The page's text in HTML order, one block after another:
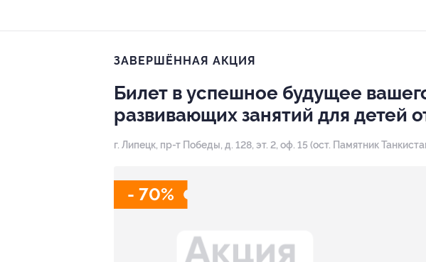
ЗАВЕРШЁННАЯ АКЦИЯ
Билет в успешное будущее
развивающих занятий для детей
г. Липецк, пр-т Победы, д. 128, эт. 2, оф. 15 (ост. Памятник
- 70%